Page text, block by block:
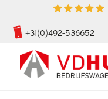
+31(0)492-536652